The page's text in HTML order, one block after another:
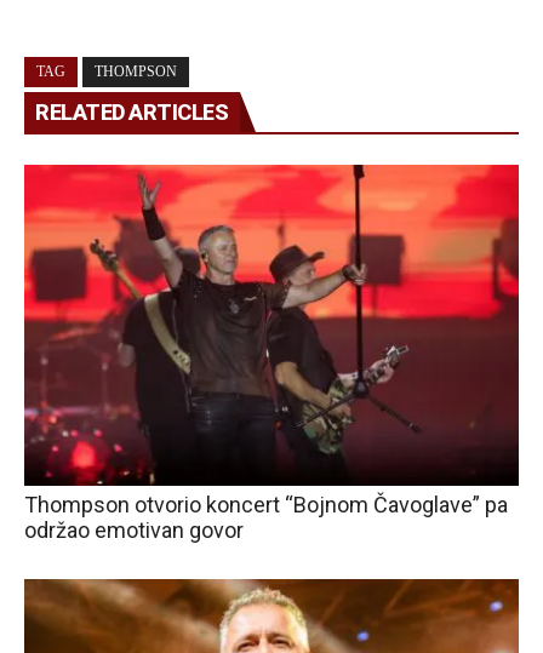
TAG THOMPSON
RELATED ARTICLES
Thompson otvorio koncert “Bojnom Čavoglave” pa
održao emotivan govor